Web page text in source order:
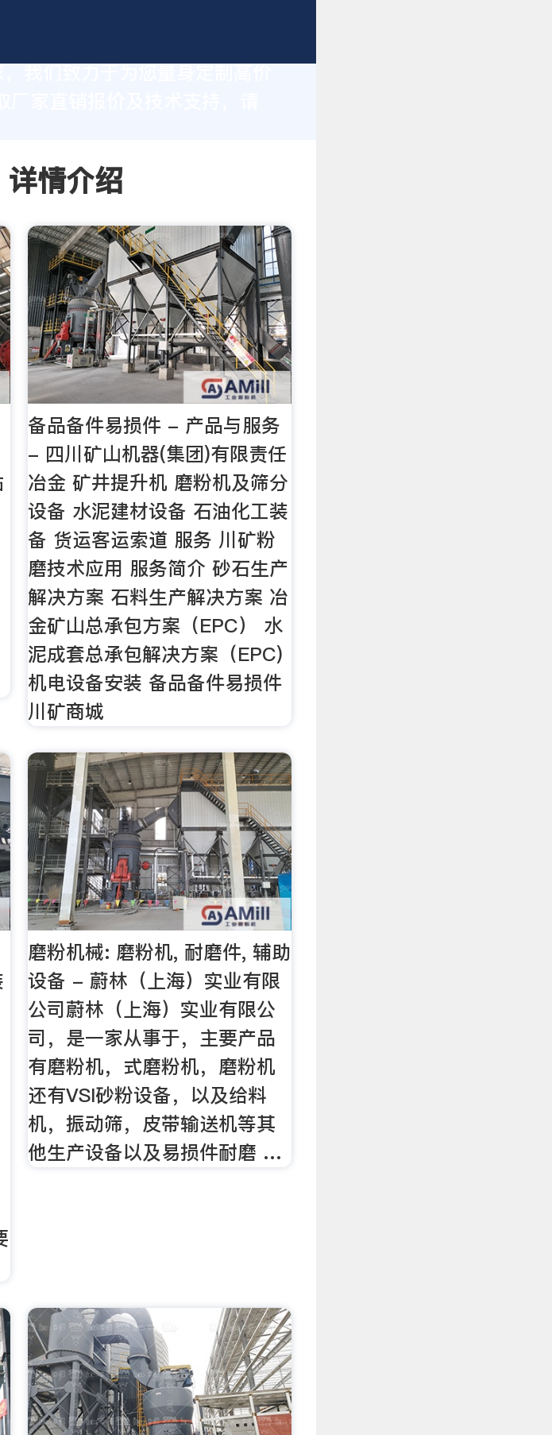
家直销报价及技术支持，请
情介绍
备品备件易损件 - 产品与服务
- 四川矿山机器(集团)有限责任
冶金 矿井提升机 磨粉机及筛分
设备 水泥建材设备 石油化工装
备 货运客运索道 服务 川矿粉
磨技术应用 服务简介 砂石生产
解决方案 石料生产解决方案 冶
金矿山总承包方案（EPC） 水
泥成套总承包解决方案（EPC)
机电设备安装 备品备件易损件
川矿商城
磨粉机械: 磨粉机, 耐磨件, 辅助
设备 - 蔚林（上海）实业有限
公司蔚林（上海）实业有限公
司，是一家从事于，主要产品
有磨粉机，式磨粉机，磨粉机
还有VSI砂粉设备，以及给料
机，振动筛，皮带输送机等其
他生产设备以及易损件耐磨 …